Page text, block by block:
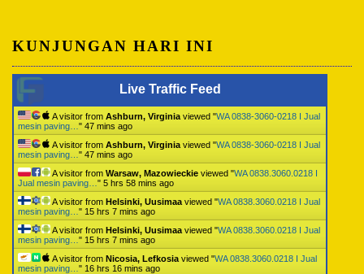
KUNJUNGAN HARI INI
Live Traffic Feed
A visitor from Ashburn, Virginia viewed "WA 0838-3060-0218 I Jual
mesin paving… " 47 mins ago
A visitor from Ashburn, Virginia viewed "WA 0838-3060-0218 I Jual
mesin paving… " 47 mins ago
A visitor from Warsaw, Mazowieckie viewed "WA 0838.3060.0218 I
Jual mesin paving… " 5 hrs 58 mins ago
A visitor from Helsinki, Uusimaa viewed "WA 0838.3060.0218 I Jual
mesin paving… " 15 hrs 7 mins ago
A visitor from Helsinki, Uusimaa viewed "WA 0838.3060.0218 I Jual
mesin paving… " 15 hrs 7 mins ago
A visitor from Nicosia, Lefkosia viewed "WA 0838.3060.0218 I Jual
mesin paving… " 16 hrs 16 mins ago